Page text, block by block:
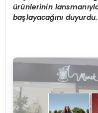
ürünlerinin
başlayacağını duyurdu.